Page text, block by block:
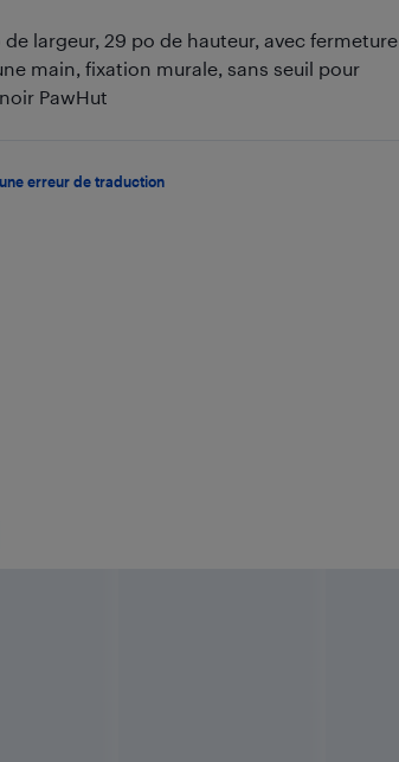
largeur, 29 po de hauteur, avec fermeture
main, fixation murale, sans seuil pour
PawHut
erreur de traduction